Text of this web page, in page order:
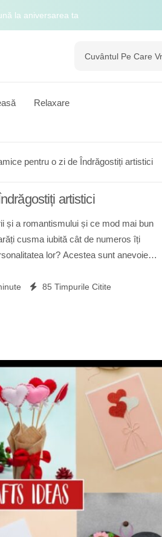
la aniversarea ta
Gentleman
o lume de mirare
Relaxare
pentru o zi de Îndrăgostiți artistici
artistici
și a romantismului și ce mod mai bun
cusma iubită cât de numeros îți
lor? Acestea sunt anevoie
iubite cât de numeros vă
evident să luați în considerare
cultiva hârtie de impachetare,
85 Timpurile Citite